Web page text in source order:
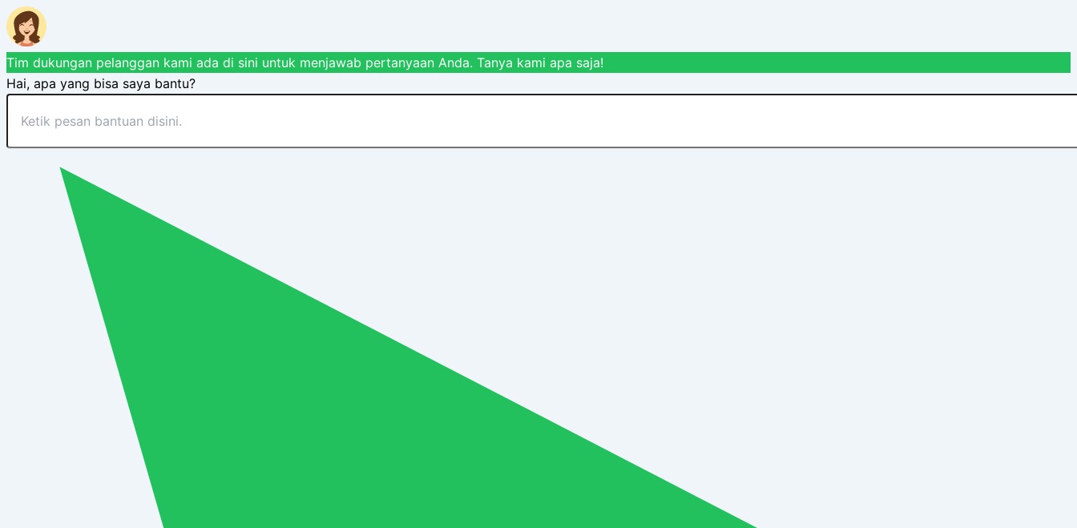
Tim dukungan pelanggan kami ada di sini untuk menjawab pertanyaan Anda. Tanya kami apa saja!
Hai, apa yang bisa saya bantu?